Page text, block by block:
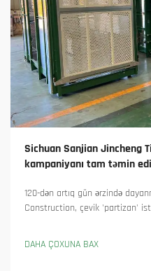
Sichuan Sanjian Jincheng
kampaniyanı tam təmin
120-dən artıq gün ərzində
Construction, çevik 'partizan'
DAHA ÇOXUNA BAX